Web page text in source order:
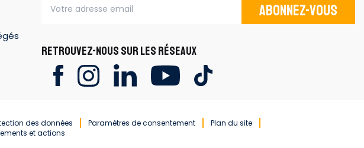
Abonnez-vous
RETROUVEZ-NOUS SUR LES RÉSEAUX
des données Paramètres de consentement
Plan du site
et actions